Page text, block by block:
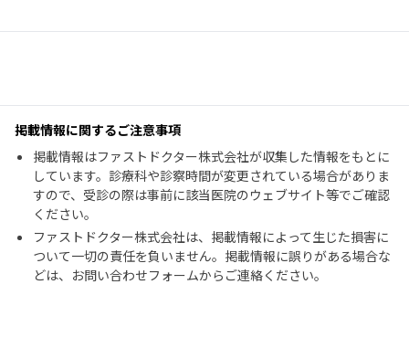
掲載情報に関するご注意事項
掲載情報はファストドクター株式会社が収集した情報をもとに
しています。診療科や診察時間が変更されている場合がありま
すので、受診の際は事前に該当医院のウェブサイト等でご確認
ください。
ファストドクター株式会社は、掲載情報によって生じた損害に
ついて一切の責任を負いません。掲載情報に誤りがある場合な
どは、お問い合わせフォームからご連絡ください。